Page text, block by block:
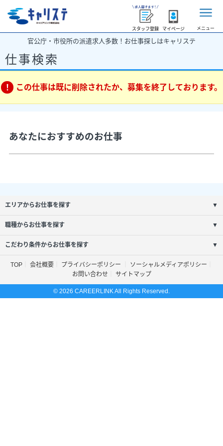
スタッフ登録 マイページ メニュー
官公庁・市役所の派遣求人多数！お仕事探しはキャリステ
仕事検索
この仕事は既に削除されたか、募集を終了しております。
あなたにおすすめのお仕事
エリアからお仕事を探す ▼
職種からお仕事を探す ▼
こだわり条件からお仕事を探す ▼
TOP 会社概要 プライバシーポリシー
ソーシャルメディアポリシー
お問い合わせ
サイトマップ
© 2026 CAREERLINK All Rights Reserved.